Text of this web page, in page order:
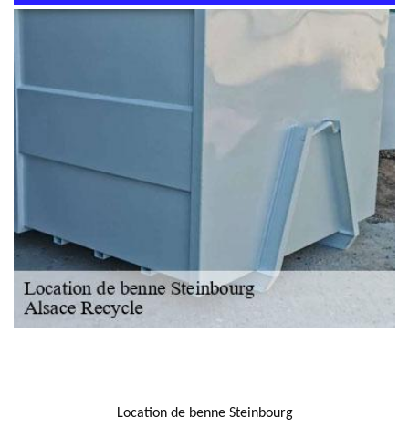
Location de benne Steinbourg